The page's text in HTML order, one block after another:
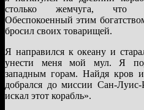
столько жемчуга, что
Обеспокоенный этим
бросил своих товарищей.
Я направился к океану и
унести меня мой мул. Я
западным горам. Найдя кров
добрался до миссии Сан-
искал этот корабль».